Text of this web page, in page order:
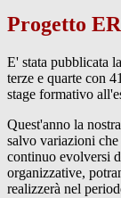
Progetto
E' stata pubblicata
terze e quarte con
stage formativo
Quest'anno la
salvo variazioni che
continuo evolversi
organizzative,
realizzerà nel